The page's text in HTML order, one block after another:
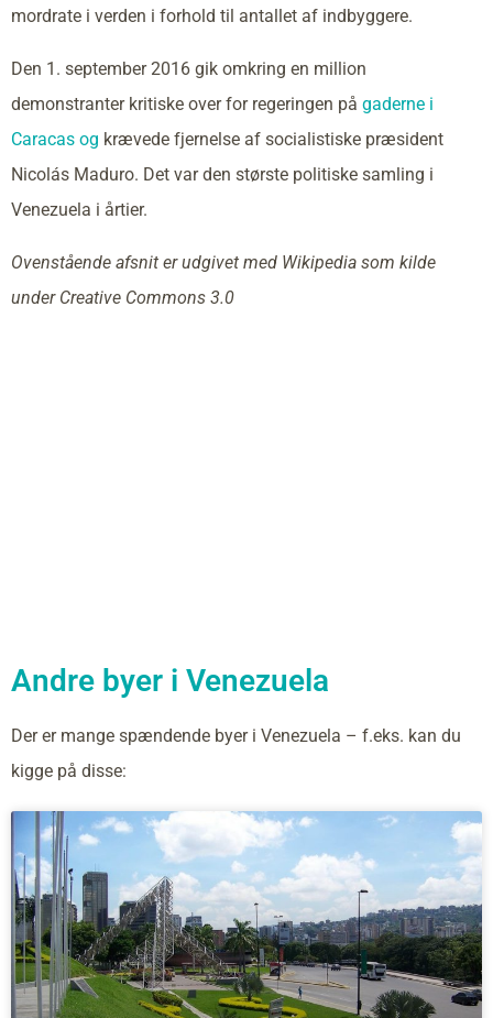
mordrate i verden i forhold til antallet af indbyggere.
Den 1. september 2016 gik omkring en million
demonstranter kritiske over for regeringen på gaderne i
Caracas og krævede fjernelse af socialistiske præsident
Nicolás Maduro. Det var den største politiske samling i
Venezuela i årtier.
Ovenstående afsnit er udgivet med Wikipedia som kilde
under Creative Commons 3.0
Andre byer i Venezuela
Der er mange spændende byer i Venezuela – f.eks. kan du
kigge på disse: